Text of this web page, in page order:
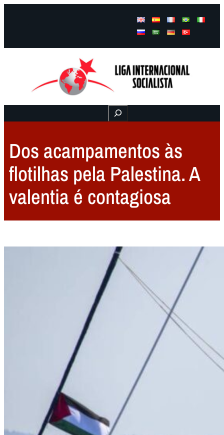
Buscar
Dos acampamentos às
flotilhas pela Palestina. A
valentia é contagiosa